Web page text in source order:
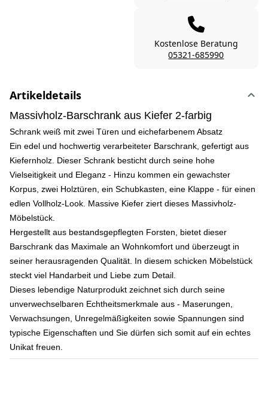
Kostenlose Beratung
05321-685990
Artikeldetails
Massivholz-Barschrank aus Kiefer 2-farbig
Schrank weiß mit zwei Türen und eichefarbenem Absatz
Ein edel und hochwertig verarbeiteter Barschrank, gefertigt aus
Kiefernholz. Dieser Schrank besticht durch seine hohe
Vielseitigkeit und Eleganz - Hinzu kommen ein gewachster
Korpus, zwei Holztüren, ein Schubkasten, eine Klappe - für einen
edlen Vollholz-Look. Massive Kiefer ziert dieses Massivholz-
Möbelstück.
Hergestellt aus bestandsgepflegten Forsten, bietet dieser
Barschrank das Maximale an Wohnkomfort und überzeugt in
seiner herausragenden Qualität. In diesem schicken Möbelstück
steckt viel Handarbeit und Liebe zum Detail.
Dieses lebendige Naturprodukt zeichnet sich durch seine
unverwechselbaren Echtheitsmerkmale aus - Maserungen,
Verwachsungen, Unregelmäßigkeiten sowie Spannungen sind
typische Eigenschaften und Sie dürfen sich somit auf ein echtes
Unikat freuen.